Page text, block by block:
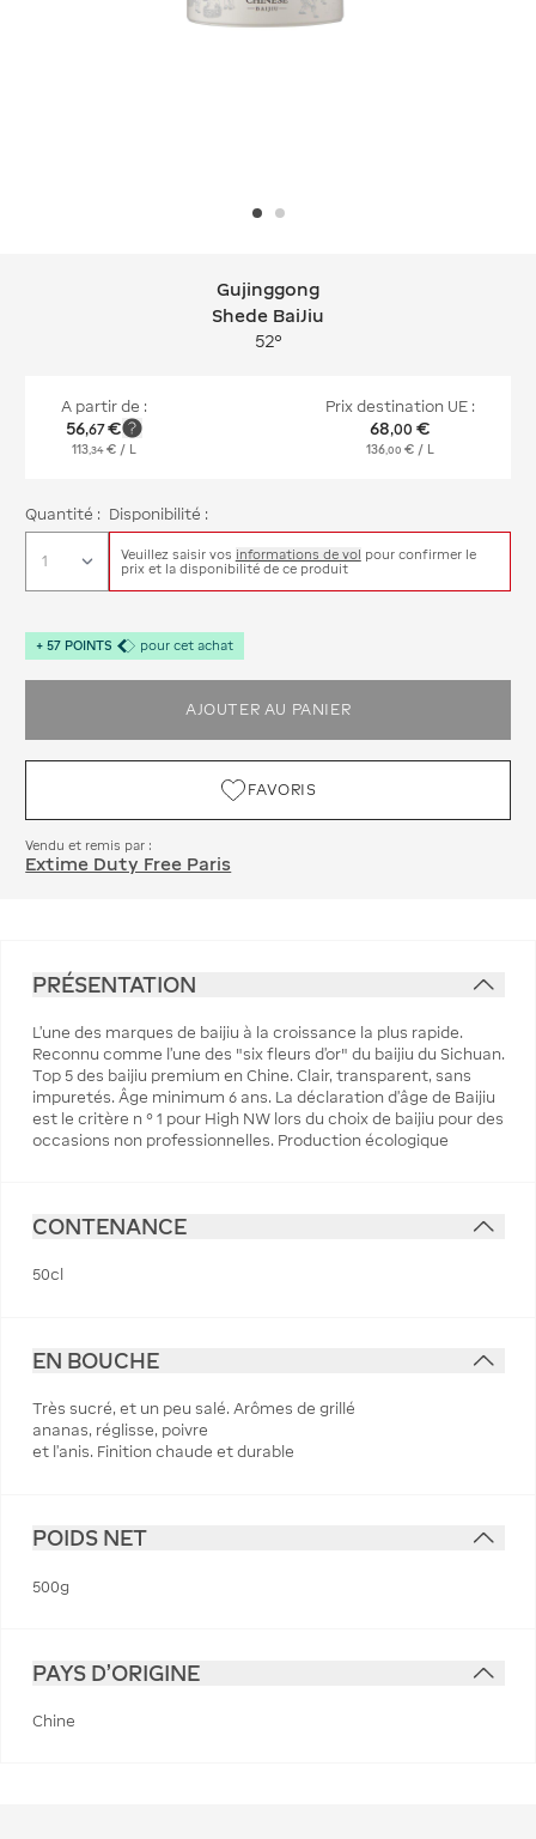
Gujinggong Shede BaiJiu
Gujinggong
Shede BaiJiu
52°
A partir de :
56,67€
113,34 € / L
Prix destination UE :
68,00 €
136,00 € / L
Quantité : Disponibilité :
Veuillez saisir vos informations de vol pour confirmer le
prix et la disponibilité de ce produit
+ 57 POINTS pour cet achat
AJOUTER AU PANIER
FAVORIS
Vendu et remis par :
Extime Duty Free Paris
PRÉSENTATION
L'une des marques de baijiu à la croissance la plus rapide.
Reconnu comme l'une des "six fleurs d'or" du baijiu du Sichuan.
Top 5 des baijiu premium en Chine. Clair, transparent, sans
impuretés. Âge minimum 6 ans. La déclaration d'âge de Baijiu
est le critère n ° 1 pour High NW lors du choix de baijiu pour des
occasions non professionnelles. Production écologique
CONTENANCE
50cl
EN BOUCHE
Très sucré, et un peu salé. Arômes de grillé
ananas, réglisse, poivre
et l'anis. Finition chaude et durable
POIDS NET
500g
PAYS D'ORIGINE
Chine